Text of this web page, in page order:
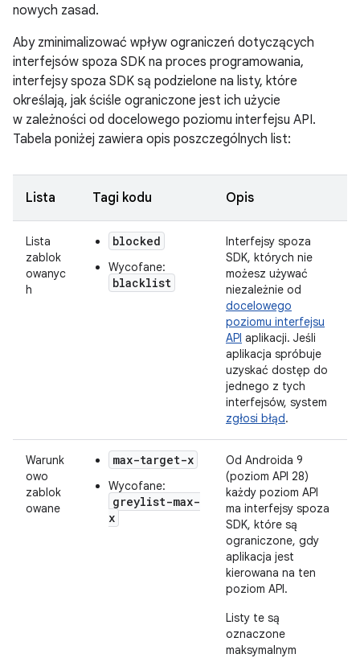
nowych zasad.
Aby zminimalizować wpływ ograniczeń dotyczących
interfejsów spoza SDK na proces programowania,
interfejsy spoza SDK są podzielone na listy, które
określają, jak ściśle ograniczone jest ich użycie
w zależności od docelowego poziomu interfejsu API.
Tabela poniżej zawiera opis poszczególnych list:
Lista Tagi kodu Opis
Lista
zablok
owanyc
h
blocked
Wycofane:
blacklist
Interfejsy spoza
SDK, których nie
możesz używać
niezależnie od
docelowego
poziomu interfejsu
API aplikacji. Jeśli
aplikacja spróbuje
uzyskać dostęp do
jednego z tych
interfejsów, system
zgłosi błąd.
Warunk
owo
zablok
owane
max-target-x
Wycofane:
greylist-max-
x
Od Androida 9
(poziom API 28)
każdy poziom API
ma interfejsy spoza
SDK, które są
ograniczone, gdy
aplikacja jest
kierowana na ten
poziom API.
Listy te są
oznaczone
maksymalnym